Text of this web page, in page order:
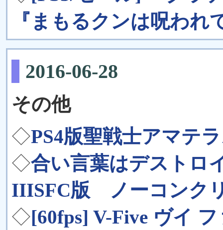
『まもるクンは呪われ
2016-06-28
その他
◇PS4版聖戦士アマテ
◇合い言葉はデスト
IIISFC版 ノーコンク
◇[60fps] V-Five ヴイ フ